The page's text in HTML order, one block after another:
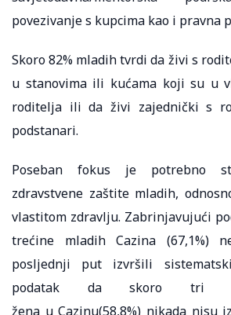
povezivanje s kupcima kao i pravna
Skoro 82% mladih tvrdi da živi s
u stanovima ili kućama koji su u
roditelja ili da živi zajednički s
podstanari.
Poseban fokus je potrebno
zdravstvene zaštite mladih,
vlastitom zdravlju. Zabrinjavujući
trećine mladih Cazina (67,1%)
posljednji put izvršili
podatak da skoro tri
žena u Cazinu(58,8%) nikada nisu